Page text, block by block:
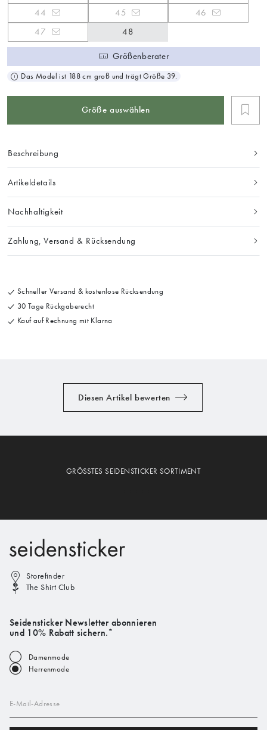
44
45
46
47
48
Größenberater
Das Model ist 188 cm groß und trägt Größe 39.
Größe auswählen
Beschreibung
Artikeldetails
Nachhaltigkeit
Zahlung, Versand & Rücksendung
Schneller Versand & kostenlose Rücksendung
30 Tage Rückgaberecht
Kauf auf Rechnung mit Klarna
Diesen Artikel bewerten
GRÖSSTES SEIDENSTICKER SORTIMENT
Storefinder
The Shirt Club
Seidensticker Newsletter abonnieren
und 10% Rabatt sichern.*
Damenmode
Herrenmode
E-Mail-Adresse